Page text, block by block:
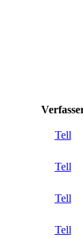
Tell
Tell
Tell
Tell